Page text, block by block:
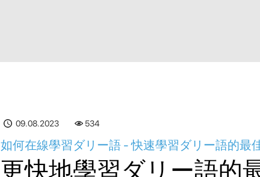
09.08.2023 535
如何在線學習ダリー語 - 快速學習ダリー語的最
更快地學習ダリー語的